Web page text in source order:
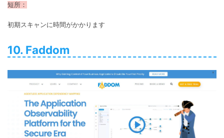
短所：
初期スキャンに時間がかかります
10. Faddom